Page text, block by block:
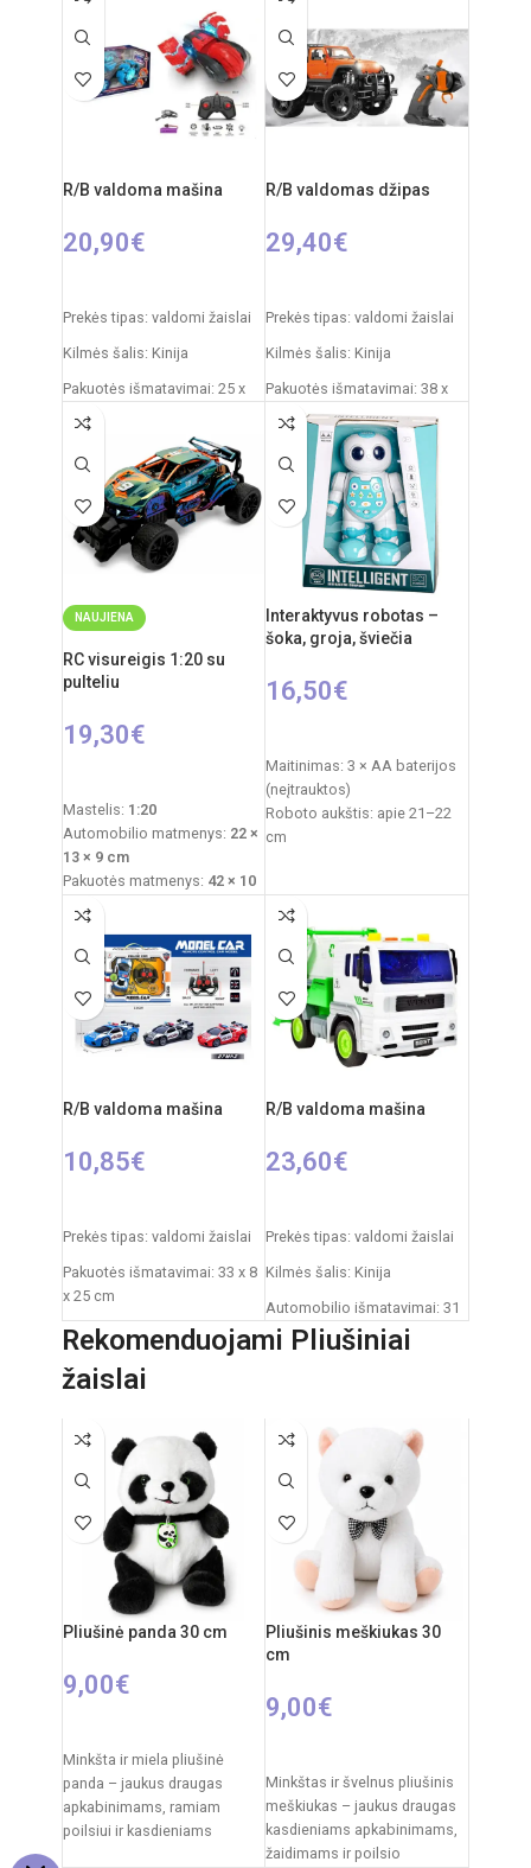
R/B valdoma mašina
20,90€
Prekės tipas: valdomi žaislai
Kilmės šalis: Kinija
Pakuotės išmatavimai: 25 x
Dažnis: 2,4 GHz
Nuotolinio valdymo pultas:
2xAAA elementai
RC automobilio
akumuliatorius: 3,7V
Rekomenduojamas amžius:
nuo 6 metų
R/B valdomas džipas
29,40€
Prekės tipas: valdomi žaislai
Kilmės šalis: Kinija
Pakuotės išmatavimai: 38 x
20 x 20 cm
Džipo išmatavimai: 27 x 17 x
17 cm
Rekomenduojamas amžius:
nuo 6 metų
Valdymo pulto elementai: 2 x
AA (nepridedamos)
Mašinos akumuliatorius: 4.8V
NAUJIENA
RC visureigis 1:20 su
pulteliu
19,30€
Mastelis: 1:20
Automobilio matmenys: 22 ×
13 × 9 cm
Pakuotės matmenys: 42 × 10
× 32 cm
Maitinimas (automobilis):
V įkraunamas akumuliatorius
Maitinimas (pultelis):2 × AA
(nepridedamos)
Svoris:1,2 kg
Rekomenduojamas amžius:
Interaktyvus robotas –
šoka, groja, šviečia
16,50€
Maitinimas: 3 × AA baterijos
(neįtrauktos)
Roboto aukštis: apie 21–22
cm
Pakuotės svoris: 0,6 kg
Medžiaga: plastikas
Rekomenduojamas amžius:
nuo 3 metų
R/B valdoma mašina
10,85€
Prekės tipas: valdomi žaislai
Pakuotės išmatavimai: 33 x 8
x 25 cm
Automobilio išmatavimai: 18
x 8 x 6 cm
Rekomenduojamas amžius:
Reiklaingi elementai: 2xAA
pulteliui + 3xAA mašinai
R/B valdoma mašina
23,60€
Prekės tipas: valdomi žaislai
Kilmės šalis: Kinija
Automobilio išmatavimai: 31
x 15 x 12 cm
Reiklaingi elementai: 2xAA +
3xAAA
Rekomenduojami Pliušiniai
žaislai
Pliušinė panda 30 cm
9,00€
Minkšta ir miela pliušinė
panda – jaukus draugas
apkabinimams, ramiam
poilsiui ir kasdieniams
Pliušinis meškiukas 30
cm
9,00€
Minkštas ir švelnus pliušinis
meškiukas – jaukus draugas
kasdieniams apkabinimams,
žaidimams ir poilsio